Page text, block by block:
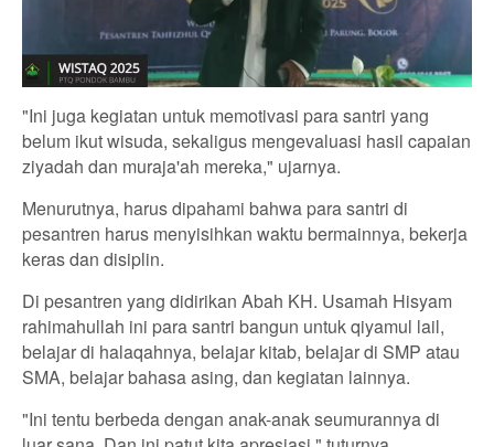
"Ini juga kegiatan untuk memotivasi para santri yang
belum ikut wisuda, sekaligus mengevaluasi hasil capaian
ziyadah dan muraja'ah mereka," ujarnya.
Menurutnya, harus dipahami bahwa para santri di
pesantren harus menyisihkan waktu bermainnya, bekerja
keras dan disiplin.
Di pesantren yang didirikan Abah KH. Usamah Hisyam
rahimahullah ini para santri bangun untuk qiyamul lail,
belajar di halaqahnya, belajar kitab, belajar di SMP atau
SMA, belajar bahasa asing, dan kegiatan lainnya.
"Ini tentu berbeda dengan anak-anak seumurannya di